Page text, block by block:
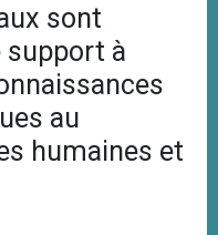
sont
à
au
humaines et